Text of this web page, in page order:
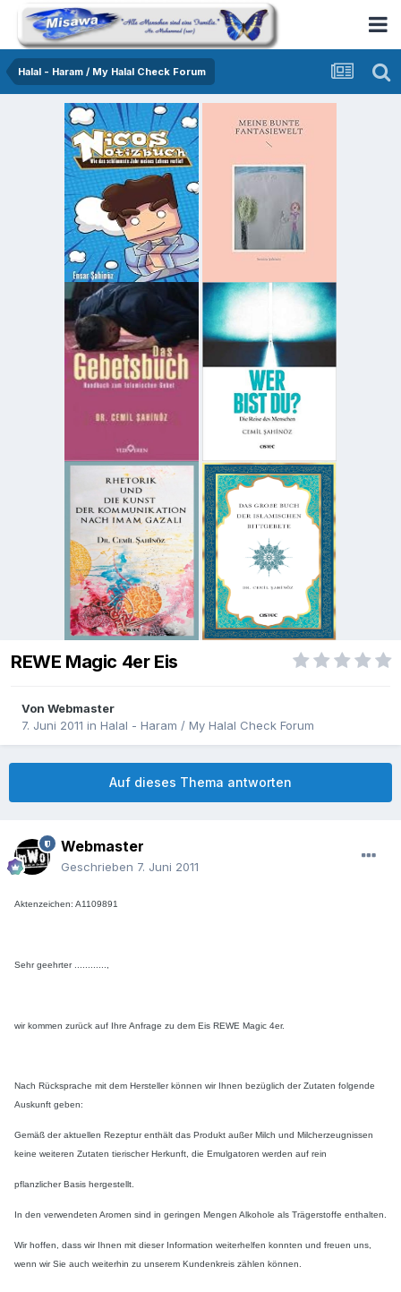
Halal - Haram / My Halal Check Forum
REWE Magic 4er Eis
Von Webmaster
7. Juni 2011 in Halal - Haram / My Halal Check Forum
Auf dieses Thema antworten
Webmaster
Geschrieben 7. Juni 2011
Aktenzeichen: A1109891
Sehr geehrter ............,
wir kommen zurück auf Ihre Anfrage zu dem Eis REWE Magic 4er.
Nach Rücksprache mit dem Hersteller können wir Ihnen bezüglich der Zutaten folgende
Auskunft geben:
Gemäß der aktuellen Rezeptur enthält das Produkt außer Milch und Milcherzeugnissen
keine weiteren Zutaten tierischer Herkunft, die Emulgatoren werden auf rein
pflanzlicher Basis hergestellt.
In den verwendeten Aromen sind in geringen Mengen Alkohole als Trägerstoffe enthalten.
Wir hoffen, dass wir Ihnen mit dieser Information weiterhelfen konnten und freuen uns,
wenn wir Sie auch weiterhin zu unserem Kundenkreis zählen können.